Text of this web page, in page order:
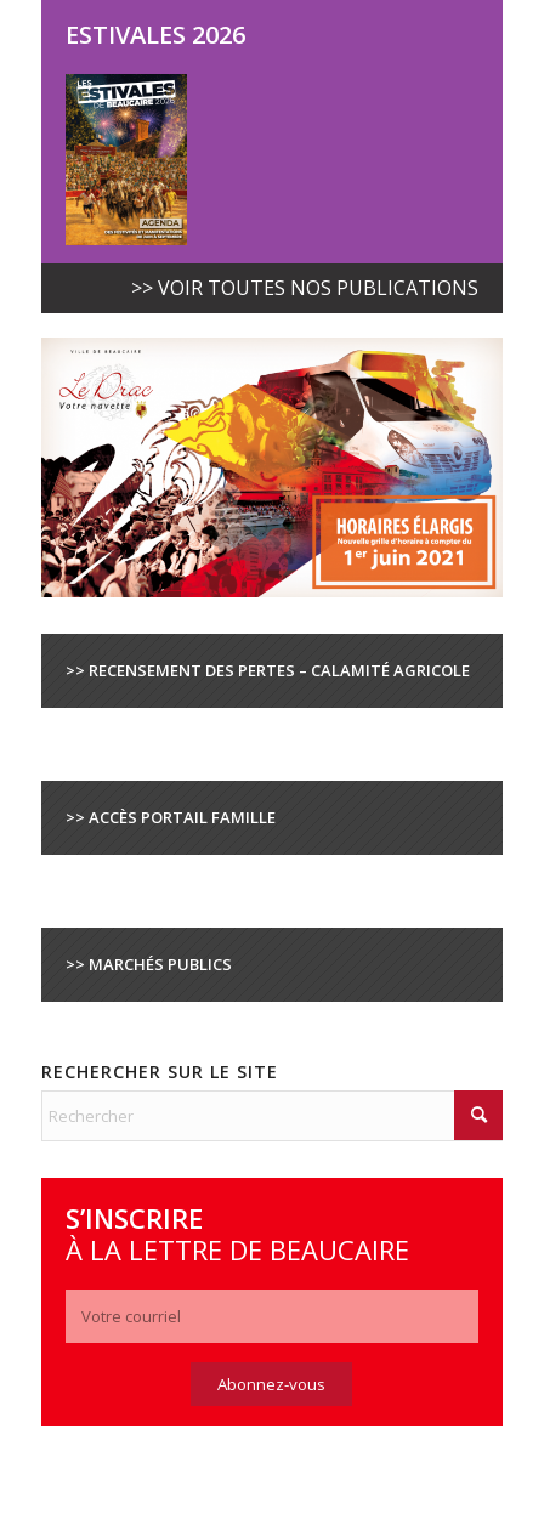
ESTIVALES 2026
>> VOIR TOUTES NOS PUBLICATIONS
>> RECENSEMENT DES PERTES – CALAMITÉ AGRICOLE
>> ACCÈS PORTAIL FAMILLE
>> MARCHÉS PUBLICS
RECHERCHER SUR LE SITE
S’INSCRIRE
À LA LETTRE DE BEAUCAIRE